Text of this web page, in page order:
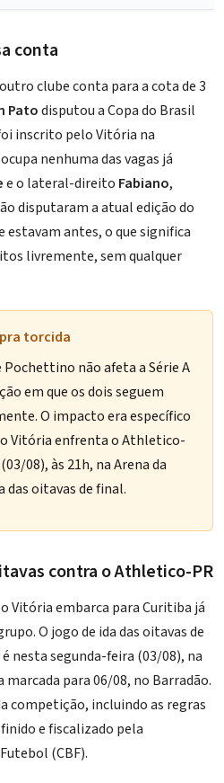
conta
clube conta para a cota de 3
Patodisputou a Copa do Brasil
inscrito pelo Vitória na
nenhuma das vagas já
e o lateral-direito Fabiano,
disputaram a atual edição do
estavam antes, o que significa
livremente, sem qualquer
torcida
não afeta a Série A
em que os dois seguem
O impacto era específico
o Vitória enfrenta o Athletico-
08), às 21h, na Arena da
das oitavas de final.
contra o Athletico-PR
Vitória embarca para Curitiba já
O jogo de ida dasoitavas de
é nesta segunda-feira (03/08), na
para 06/08, no Barradão.
competição, incluindo as regras
e fiscalizado pela
(CBF).